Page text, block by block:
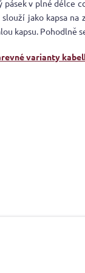
pásek v plné délce
slouží jako kapsa na
kapsu. Pohodlně
varianty